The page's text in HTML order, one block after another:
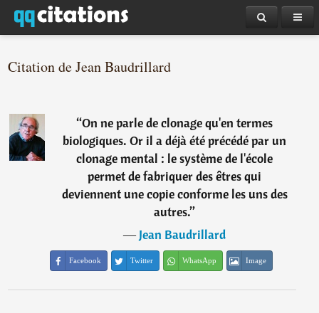
Citation de Jean Baudrillard
“On ne parle de clonage qu'en termes
biologiques. Or il a déjà été précédé par un
clonage mental : le système de l'école
permet de fabriquer des êtres qui
deviennent une copie conforme les uns des
autres.”
―Jean Baudrillard
Facebook Twitter WhatsApp Image